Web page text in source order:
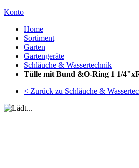
Konto
Home
Sortiment
Garten
Gartengeräte
Schläuche & Wassertechnik
Tülle mit Bund &O-Ring 1 1/
< Zurück zu Schläuche &